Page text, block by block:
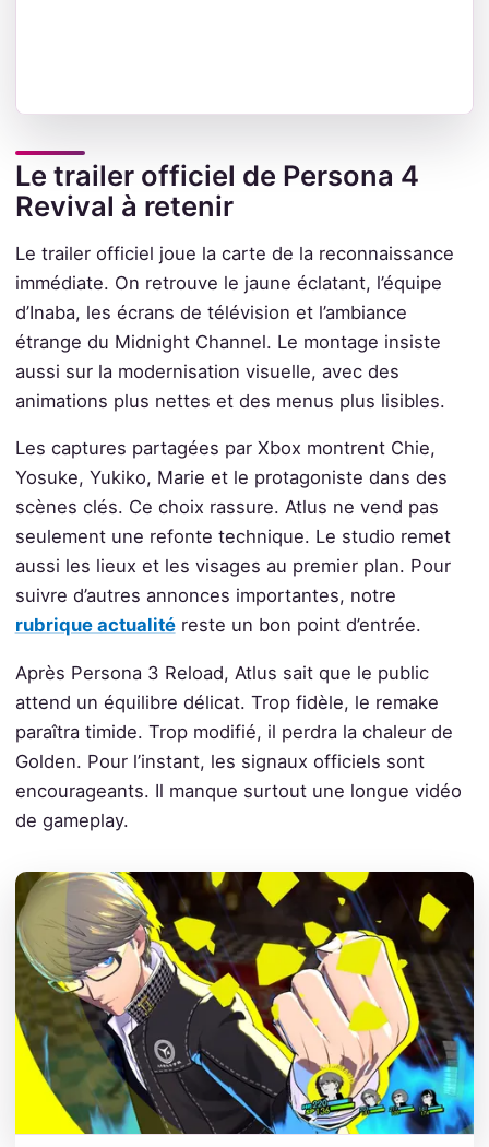
Le trailer officiel de Persona 4
Revival à retenir
Le trailer officiel joue la carte de la reconnaissance
immédiate. On retrouve le jaune éclatant, l’équipe
d’Inaba, les écrans de télévision et l’ambiance
étrange du Midnight Channel. Le montage insiste
aussi sur la modernisation visuelle, avec des
animations plus nettes et des menus plus lisibles.
Les captures partagées par Xbox montrent Chie,
Yosuke, Yukiko, Marie et le protagoniste dans des
scènes clés. Ce choix rassure. Atlus ne vend pas
seulement une refonte technique. Le studio remet
aussi les lieux et les visages au premier plan. Pour
suivre d’autres annonces importantes, notre
rubrique actualitéreste un bon point d’entrée.
Après Persona 3 Reload, Atlus sait que le public
attend un équilibre délicat. Trop fidèle, le remake
paraîtra timide. Trop modifié, il perdra la chaleur de
Golden. Pour l’instant, les signaux officiels sont
encourageants. Il manque surtout une longue vidéo
de gameplay.